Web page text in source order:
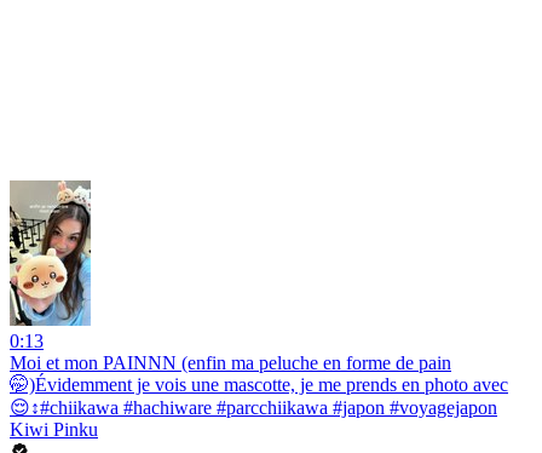
0:13
Moi et mon PAINNN (enfin ma peluche en forme de pain
🤭)Évidemment je vois une mascotte, je me prends en photo avec
😌↕️#chiikawa #hachiware #parcchiikawa #japon #voyagejapon
Kiwi Pinku